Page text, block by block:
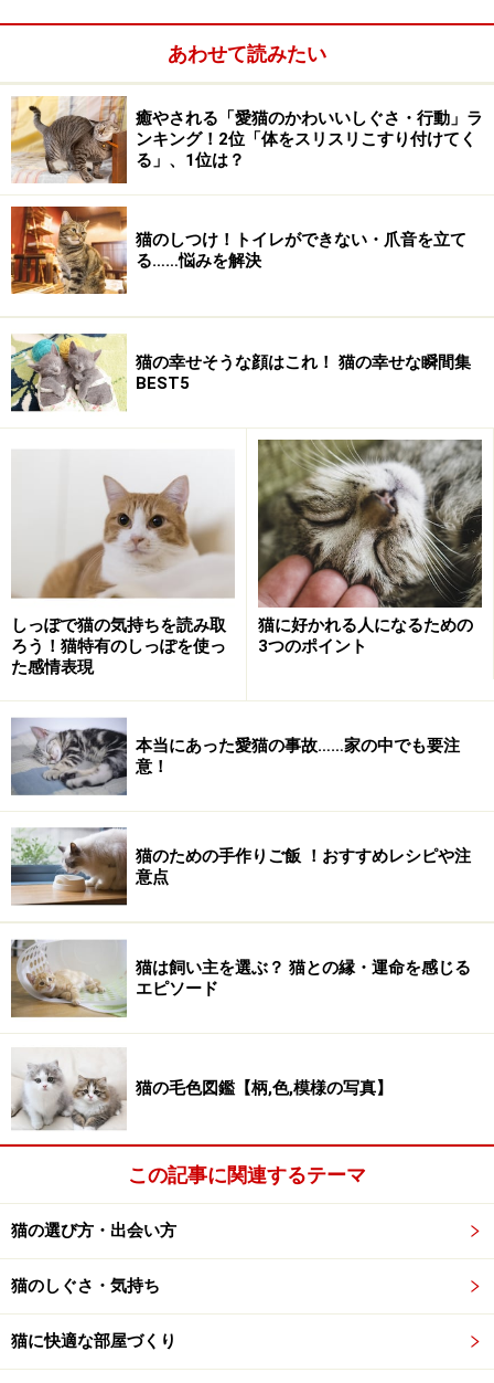
る？
■猫だけで留守番させる
猫だけで留守番
月齢5ヶ月以上の健康な猫の場合、2泊までであれば家で
留守番させても大抵は問題ありません。猫は環境の変化
に弱いので、どこかに預けるよりも家で留守番をしてい
る方がストレスが少ないのです。水、トイレ、餌を十分
に用意し、室温に気をつけてあげましょう。
リンク： 猫の留守番のさせ方 [猫] All About
■友人や知人に来てもらう
友人や知人に来てもらう
長期の留守になる場合に一番安心してお願いできるの
は、猫好きな友人や知人。何度も家に遊びに来てくれて
いる友人なら尚良いですね。鍵を預けて、1日1回様子を
見に来てもらいましょう。
リンク： １泊以上家を空ける時、猫をどうしましょう [猫] All About
執筆ガイド 岩田 麻美子
■キャットシッターに預ける
キャットシッターに預ける
レ掃除などのサービスを行ってくれるキャットシッター
にお願いするのもおすすめです。ただ、留守中の鍵を預
あわせて読みたい
癒やされる「愛猫のかわいいしぐさ・行動」ラ
ンキング！2位「体をスリスリこすり付けてく
る」、1位は？
猫のしつけ！トイレができない・爪音を立て
る……悩みを解決
猫の幸せそうな顔はこれ！ 猫の幸せな瞬間集
BEST5
しっぽで猫の気持ちを読み取
ろう！猫特有のしっぽを使っ
た感情表現
猫に好かれる人になるための
3つのポイント
本当にあった愛猫の事故……家の中でも要注
意！
猫のための手作りご飯 ！おすすめレシピや注
意点
猫は飼い主を選ぶ？ 猫との縁・運命を感じる
エピソード
猫の毛色図鑑【柄,色,模様の写真】
この記事に関連するテーマ
猫の選び方・出会い方
猫のしぐさ・気持ち
猫に快適な部屋づくり